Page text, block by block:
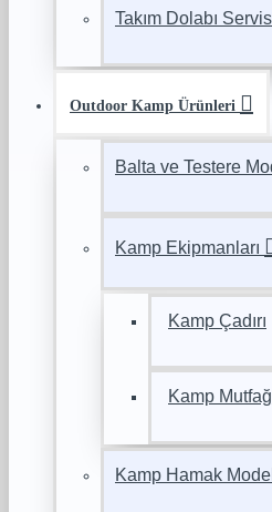
Takım Dolabı
Outdoor Kamp Ürünleri
Balta ve Testere
Kamp Ekipmanları
Kamp Çadırı
Kamp
Kamp Hamak